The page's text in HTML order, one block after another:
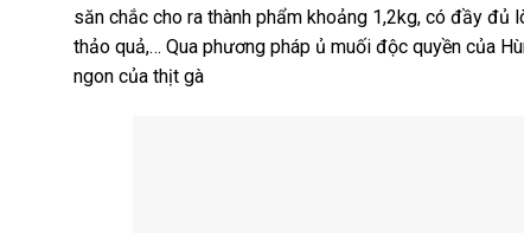
săn chắc cho ra thành phẩm khoảng 1,2kg, có đầy đủ
thảo quả,… Qua phương pháp ủ muối độc quyền của
ngon của thịt gà